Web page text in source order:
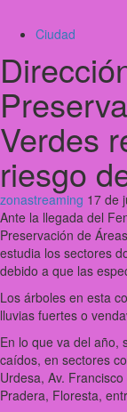
Ciudad
Verdes
riesgo
zonastreaming 17 de
Ante la llegada del
Preservación de
estudia los sectores
debido a que las
Los árboles en esta
lluvias fuertes o
En lo que va del año,
caídos, en sectores
Urdesa, Av.
Pradera, Floresta,